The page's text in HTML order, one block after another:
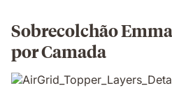
Sobrecolchão
por Camada